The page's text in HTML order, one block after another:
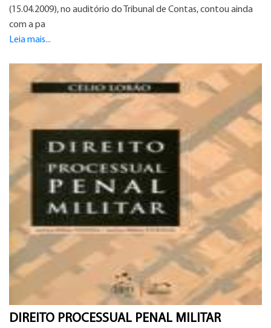
(15.04.2009), no auditório do Tribunal de Contas, contou ainda
com a pa
Leia mais...
DIREITO PROCESSUAL PENAL MILITAR